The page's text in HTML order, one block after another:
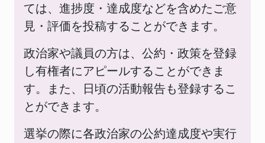
ては、進捗度・達成度などを含めたご意
見・評価を投稿することができます。
政治家や議員の方は、公約・政策を登録
し有権者にアピールすることができま
す。また、日頃の活動報告も登録するこ
とができます。
選挙の際に各政治家の公約達成度や実行